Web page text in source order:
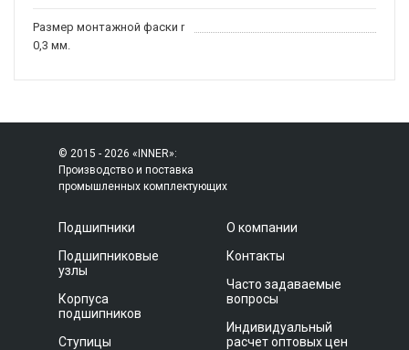
Размер монтажной фаски r
0,3 мм.
© 2015 - 2026 «INNER»:
Производство и поставка
промышленных комплектующих
Подшипники
Подшипниковые
узлы
Корпуса
подшипников
Ступицы
О компании
Контакты
Часто задаваемые
вопросы
Индивидуальный
расчет оптовых цен